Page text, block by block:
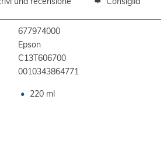
677974000
Epson
C13T606700
0010343864771
220 ml